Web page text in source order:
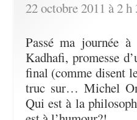
22 octobre 2011 à 2
Passé ma journée
Kadhafi, promesse
final (comme disent
truc sur… Michel
Qui est à la